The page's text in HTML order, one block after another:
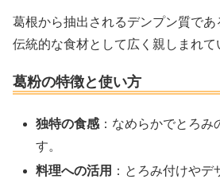
葛根から抽出されるデンプン質で
伝統的な食材として広く親しまれて
葛粉の特徴と使い方
独特の食感 ：なめらかでとろ
す。
料理への活用 ：とろみ付けやデ